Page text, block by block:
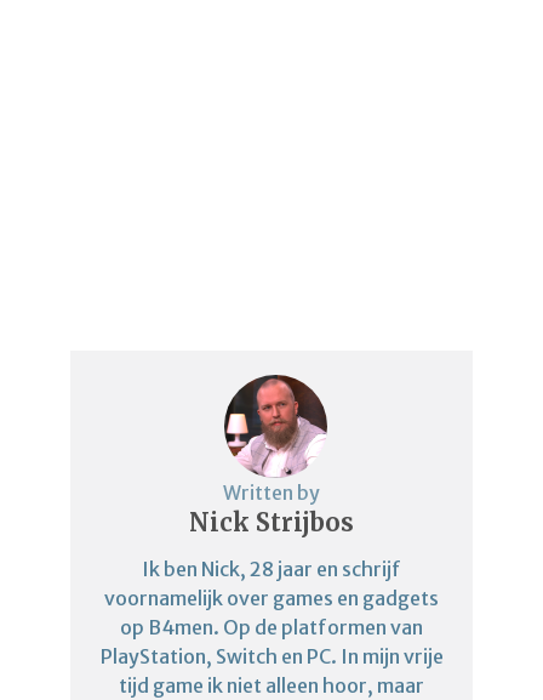
Written by
Nick Strijbos
Ik ben Nick, 28 jaar en schrijf
voornamelijk over games en gadgets
op B4men. Op de platformen van
PlayStation, Switch en PC. In mijn vrije
tijd game ik niet alleen hoor, maar